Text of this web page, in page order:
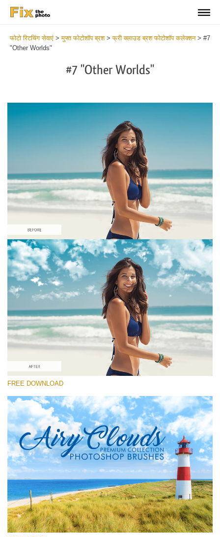
फोटो रिटचिंग सेवाएं >मुफ्त फोटोशॉप ब्रश>फ्री क्लाउड ब्रश फोटोशॉप कलेक्शन> #7
"Other Worlds"
#7 "Other Worlds"
कृपया चुने
Free Ps Brush #7
Airy Clouds
(52 Ps Brushes)
मुफ्त डाउनलोड
FREE DOWNLOAD